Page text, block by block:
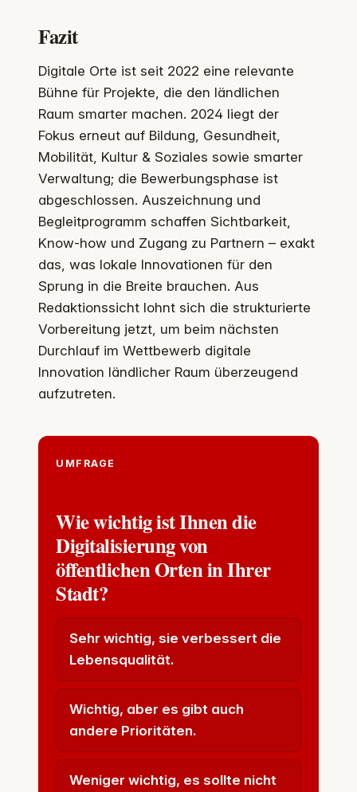
Fazit
Digitale Orte ist seit 2022 eine relevante
Bühne für Projekte, die den ländlichen
Raum smarter machen. 2024 liegt der
Fokus erneut auf Bildung, Gesundheit,
Mobilität, Kultur & Soziales sowie smarter
Verwaltung; die Bewerbungsphase ist
abgeschlossen. Auszeichnung und
Begleitprogramm schaffen Sichtbarkeit,
Know-how und Zugang zu Partnern – exakt
das, was lokale Innovationen für den
Sprung in die Breite brauchen. Aus
Redaktionssicht lohnt sich die strukturierte
Vorbereitung jetzt, um beim nächsten
Durchlauf im Wettbewerb digitale
Innovation ländlicher Raum überzeugend
aufzutreten.
UMFRAGE
Wie wichtig ist Ihnen die
Digitalisierung von
öffentlichen Orten in Ihrer
Stadt?
Sehr wichtig, sie verbessert die
Lebensqualität.
Wichtig, aber es gibt auch
andere Prioritäten.
Weniger wichtig, es sollte nicht